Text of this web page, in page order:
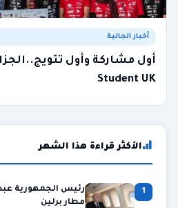
أخبار الجالية
Student UK
الأكثر قراءة هذا الشهر
1
رئيس الجمهورية
مطار برلين